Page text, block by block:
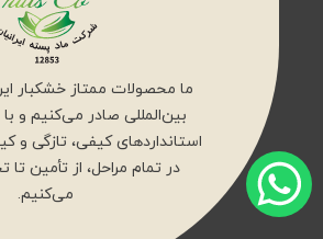
ما محصولات ممتاز خشکبار
بین‌المللی صادر می‌کنیم و با
استانداردهای کیفی، تازگی و
در تمام مراحل، از تأمین
می‌کنیم.